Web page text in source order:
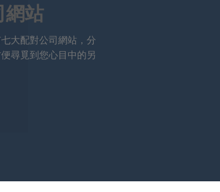
網站
大配對公司網站，分
尋覓到您心目中的另